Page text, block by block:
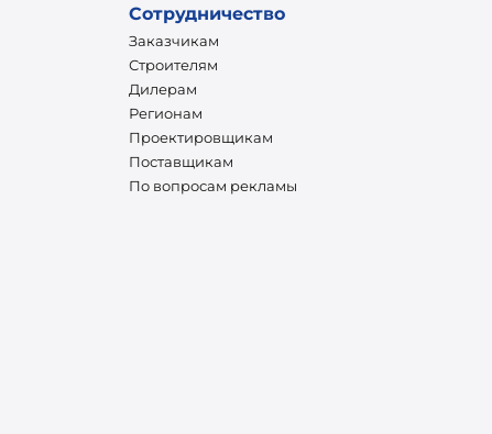
Сотрудничество
Заказчикам
Строителям
Дилерам
Регионам
Проектировщикам
Поставщикам
По вопросам рекламы